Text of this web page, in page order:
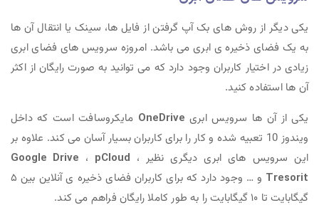
یکی دیگر از روش های بک آپ گرفتن از فایل ها، سینک یا انتقال آن ها
به یک فضای ذخیره ی ابری می باشد. امروزه سرویس های فضای ابری
زیادی در اختیار کاربران وجود دارد که می توانید به صورت رایگان از اکثر
آن ها استفاده کنید.
یکی از آن ها سرویس ابری OneDrive مایکروسافت است که داخل
ویندوز 10 تعبیه شده و کار را برای کاربران بسیار آسان می کند. علاوه بر
این سرویس های ابری دیگری نظیر
Google Drive ، pCloud ،
Tresorit
و … وجود دارد که برای کاربران فضای ذخیره ی آنلاین بین ۵
گیگابایت تا ۱۰ گیگابایت را به طور کاملا رایگان فراهم می کند.